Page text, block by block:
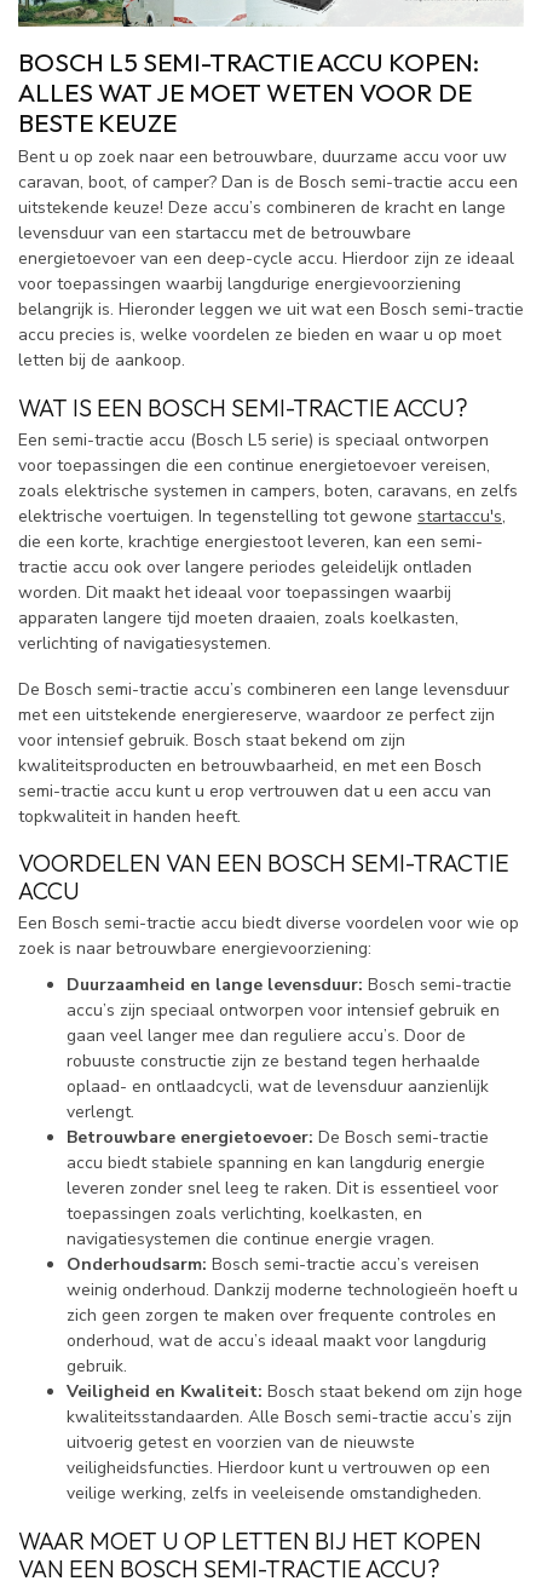
BOSCH L5 SEMI-TRACTIE ACCU KOPEN:
ALLES WAT JE MOET WETEN VOOR DE
BESTE KEUZE
Bent u op zoek naar een betrouwbare, duurzame accu voor uw
caravan, boot, of camper? Dan is de Bosch semi-tractie accu een
uitstekende keuze! Deze accu’s combineren de kracht en lange
levensduur van een startaccu met de betrouwbare
energietoevoer van een deep-cycle accu. Hierdoor zijn ze ideaal
voor toepassingen waarbij langdurige energievoorziening
belangrijk is. Hieronder leggen we uit wat een Bosch semi-tractie
accu precies is, welke voordelen ze bieden en waar u op moet
letten bij de aankoop.
WAT IS EEN BOSCH SEMI-TRACTIE ACCU?
Een semi-tractie accu (Bosch L5 serie) is speciaal ontworpen
voor toepassingen die een continue energietoevoer vereisen,
zoals elektrische systemen in campers, boten, caravans, en zelfs
elektrische voertuigen. In tegenstelling tot gewone startaccu's,
die een korte, krachtige energiestoot leveren, kan een semi-
tractie accu ook over langere periodes geleidelijk ontladen
worden. Dit maakt het ideaal voor toepassingen waarbij
apparaten langere tijd moeten draaien, zoals koelkasten,
verlichting of navigatiesystemen.
De Bosch semi-tractie accu’s combineren een lange levensduur
met een uitstekende energiereserve, waardoor ze perfect zijn
voor intensief gebruik. Bosch staat bekend om zijn
kwaliteitsproducten en betrouwbaarheid, en met een Bosch
semi-tractie accu kunt u erop vertrouwen dat u een accu van
topkwaliteit in handen heeft.
VOORDELEN VAN EEN BOSCH SEMI-TRACTIE
ACCU
Een Bosch semi-tractie accu biedt diverse voordelen voor wie op
zoek is naar betrouwbare energievoorziening:
Duurzaamheid en lange levensduur: Bosch semi-tractie
accu’s zijn speciaal ontworpen voor intensief gebruik en
gaan veel langer mee dan reguliere accu’s. Door de
robuuste constructie zijn ze bestand tegen herhaalde
oplaad- en ontlaadcycli, wat de levensduur aanzienlijk
verlengt.
Betrouwbare energietoevoer: De Bosch semi-tractie
accu biedt stabiele spanning en kan langdurig energie
leveren zonder snel leeg te raken. Dit is essentieel voor
toepassingen zoals verlichting, koelkasten, en
navigatiesystemen die continue energie vragen.
Onderhoudsarm: Bosch semi-tractie accu’s vereisen
weinig onderhoud. Dankzij moderne technologieën hoeft u
zich geen zorgen te maken over frequente controles en
onderhoud, wat de accu’s ideaal maakt voor langdurig
gebruik.
Veiligheid en Kwaliteit: Bosch staat bekend om zijn hoge
kwaliteitsstandaarden. Alle Bosch semi-tractie accu’s zijn
uitvoerig getest en voorzien van de nieuwste
veiligheidsfuncties. Hierdoor kunt u vertrouwen op een
veilige werking, zelfs in veeleisende omstandigheden.
WAAR MOET U OP LETTEN BIJ HET KOPEN
VAN EEN BOSCH SEMI-TRACTIE ACCU?